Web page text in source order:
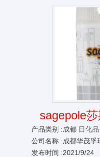
sagepole
产品类别 :成都 日化
公司名称 :成都华茂孚
发布时间 :2021/9/24